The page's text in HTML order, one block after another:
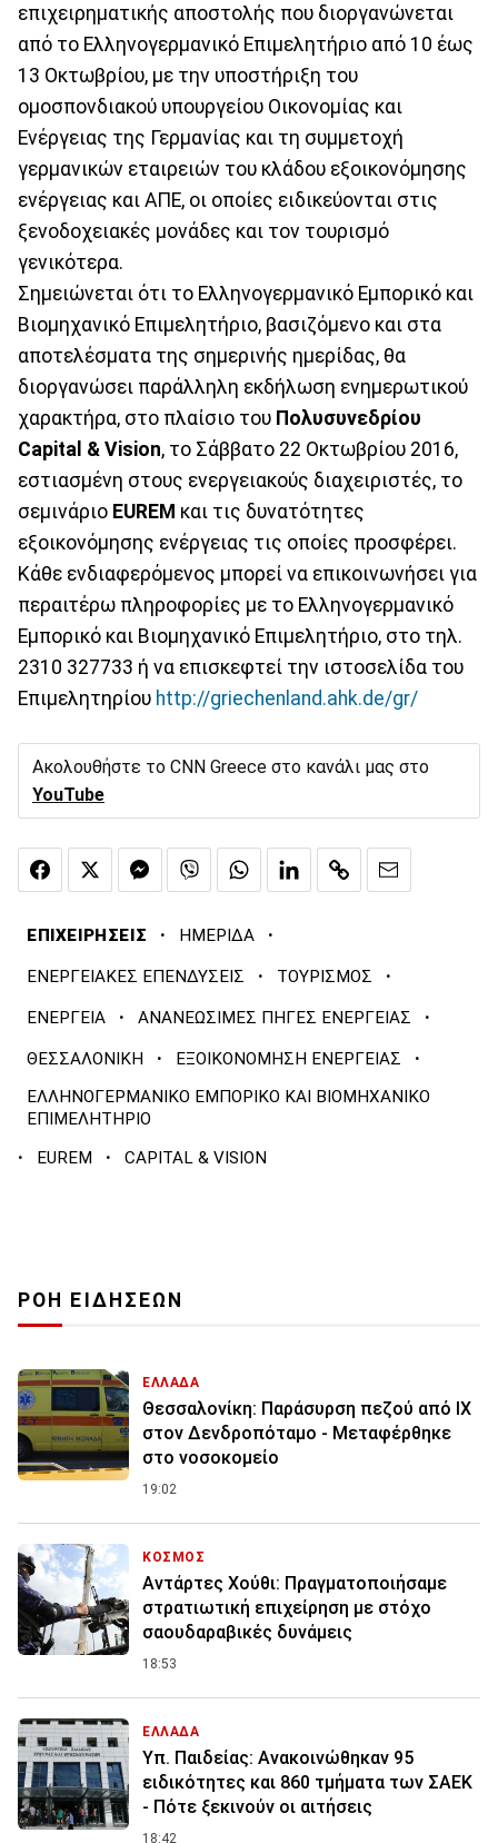
επιχειρηματικής αποστολής που διοργανώνεται
από το Ελληνογερμανικό Επιμελητήριο από 10 έως
13 Οκτωβρίου, με την υποστήριξη του
ομοσπονδιακού υπουργείου Οικονομίας και
Ενέργειας της Γερμανίας και τη συμμετοχή
γερμανικών εταιρειών του κλάδου εξοικονόμησης
ενέργειας και ΑΠΕ, οι οποίες ειδικεύονται στις
ξενοδοχειακές μονάδες και τον τουρισμό
γενικότερα.
Σημειώνεται ότι το Ελληνογερμανικό Εμπορικό και
Βιομηχανικό Επιμελητήριο, βασιζόμενο και στα
αποτελέσματα της σημερινής ημερίδας, θα
διοργανώσει παράλληλη εκδήλωση ενημερωτικού
χαρακτήρα, στο πλαίσιο του Πολυσυνεδρίου
Capital & Vision, το Σάββατο 22 Οκτωβρίου 2016,
εστιασμένη στους ενεργειακούς διαχειριστές, το
σεμινάριο EUREM και τις δυνατότητες
εξοικονόμησης ενέργειας τις οποίες προσφέρει.
Κάθε ενδιαφερόμενος μπορεί να επικοινωνήσει για
περαιτέρω πληροφορίες με το Ελληνογερμανικό
Εμπορικό και Βιομηχανικό Επιμελητήριο, στο τηλ.
2310 327733 ή να επισκεφτεί την ιστοσελίδα του
Επιμελητηρίου http://griechenland.ahk.de/gr/
Ακολουθήστε το CNN Greece στο κανάλι μας στο
YouTube
ΕΠΙΧΕΙΡΗΣΕΙΣ · ΗΜΕΡΙΔΑ ·
ΕΝΕΡΓΕΙΑΚΕΣ ΕΠΕΝΔΥΣΕΙΣ · ΤΟΥΡΙΣΜΟΣ ·
ΕΝΕΡΓΕΙΑ · ΑΝΑΝΕΩΣΙΜΕΣ ΠΗΓΕΣ ΕΝΕΡΓΕΙΑΣ ·
ΘΕΣΣΑΛΟΝΙΚΗ · ΕΞΟΙΚΟΝΟΜΗΣΗ ΕΝΕΡΓΕΙΑΣ ·
ΕΛΛΗΝΟΓΕΡΜΑΝΙΚΟ ΕΜΠΟΡΙΚΟ ΚΑΙ ΒΙΟΜΗΧΑΝΙΚΟ
ΕΠΙΜΕΛΗΤΗΡΙΟ
· EUREM · CAPITAL & VISION
ΡΟΗ ΕΙΔΗΣΕΩΝ
ΕΛΛΑΔΑ
Θεσσαλονίκη: Παράσυρση πεζού από ΙΧ
στον Δενδροπόταμο - Μεταφέρθηκε
στο νοσοκομείο
19:02
ΚΟΣΜΟΣ
Αντάρτες Χούθι: Πραγματοποιήσαμε
στρατιωτική επιχείρηση με στόχο
σαουδαραβικές δυνάμεις
18:53
ΕΛΛΑΔΑ
Υπ. Παιδείας: Ανακοινώθηκαν 95
ειδικότητες και 860 τμήματα των ΣΑΕΚ
- Πότε ξεκινούν οι αιτήσεις
18:42